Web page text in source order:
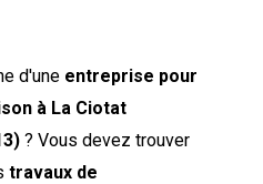
d'une entreprise pour
à La Ciotat
? Vous devez trouver
travaux de